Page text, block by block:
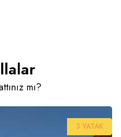
mı?
3 YATAK